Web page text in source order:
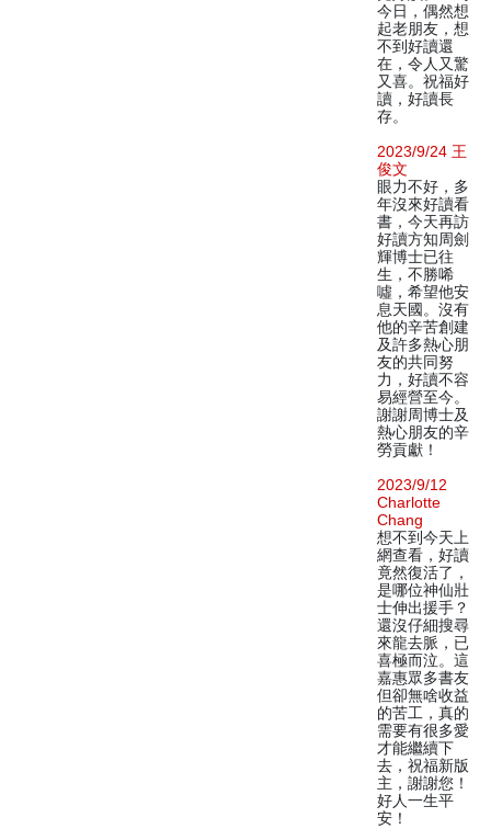
今日，偶然想
起老朋友，想
不到好讀還
在，令人又驚
又喜。祝福好
讀，好讀長
存。
2023/9/24 王
俊文
眼力不好，多
年沒來好讀看
書，今天再訪
好讀方知周劍
輝博士已往
生，不勝唏
噓，希望他安
息天國。沒有
他的辛苦創建
及許多熱心朋
友的共同努
力，好讀不容
易經營至今。
謝謝周博士及
熱心朋友的辛
勞貢獻！
2023/9/12
Charlotte
Chang
想不到今天上
網查看，好讀
竟然復活了，
是哪位神仙壯
士伸出援手？
還沒仔細搜尋
來龍去脈，已
喜極而泣。這
嘉惠眾多書友
但卻無啥收益
的苦工，真的
需要有很多愛
才能繼續下
去，祝福新版
主，謝謝您！
好人一生平
安！